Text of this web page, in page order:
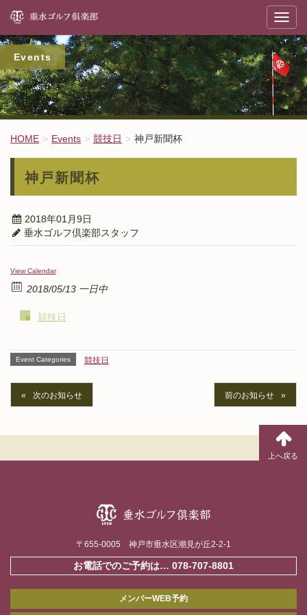
T
g
g
l
e
n
a
v
i
a
n
垂
Events
HOME Events 競技日 神戸新聞杯
神戸新聞杯
2018年01月9日
垂水ゴルフ倶楽部スタッフ
View Calendar
2018/05/13 一日中
競技日
Event Categories 競技日
次のお知らせ 前のお知らせ
〒655-0005 神戸市垂水区潮見が丘2-2-1
お電話でのご予約は… 078-707-8801
メンバーWEB予約